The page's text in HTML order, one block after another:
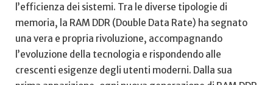
l’efficienza dei sistemi. ⁤Tra le diverse tipologie di
memoria, la RAM DDR (Double Data Rate) ha segnato
una vera e propria ⁣rivoluzione, accompagnando
l’evoluzione della tecnologia e rispondendo alle
crescenti ⁣esigenze ​degli utenti ⁤moderni. Dalla sua